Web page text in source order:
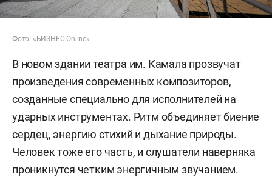
Фото: «БИЗНЕС Online»
В новом здании театра им. Камала прозвучат
произведения современных композиторов,
созданные специально для исполнителей на
ударных инструментах. Ритм объединяет биение
сердец, энергию стихий и дыхание природы.
Человек тоже его часть, и слушатели наверняка
проникнутся четким энергичным звучанием.